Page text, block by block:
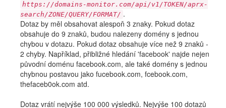
https://domains-monitor.com/api/v1/TOKEN/aprx-
search/ZONE/QUERY/FORMAT/ .
Dotaz by měl obsahovat alespoň 3 znaky. Pokud dotaz
obsahuje do 9 znaků, budou nalezeny domény s jednou
chybou v dotazu. Pokud dotaz obsahuje více než 9 znaků -
2 chyby. Například, přibližné hledání 'facebook' najde nejen
původní doménu facebook.com, ale také domény s jednou
chybnou postavou jako fucebook.com, fcebook.com,
thefaceb0ok.com atd.
Dotaz vrátí nejvýše 100 000 výsledků. Nejvýše 100 dotazů